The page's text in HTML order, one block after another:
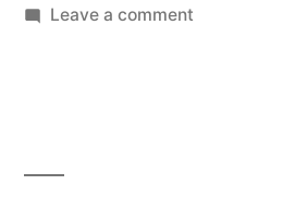
in
Leave a commenton